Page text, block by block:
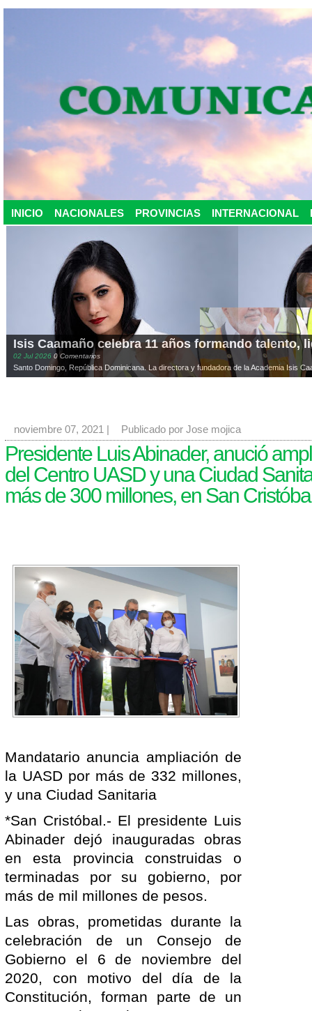
INICIO NACIONALES PROVINCIAS INTERNACIONAL
Isis Caamaño celebra 11 años formando talento,
02 Jul 2026 0 Comentarios
Santo Domingo, República Dominicana. La directora y fundadora de la Academia Isis
noviembre 07, 2021 Publicado por Jose mojica
Presidente Luis Abinader, anució
del Centro UASD y una Ciudad
más de 300 millones, en San
Mandatario anuncia ampliación de
la UASD por más de 332 millones,
y una Ciudad Sanitaria
*San Cristóbal.- El presidente Luis
Abinader dejó inauguradas obras
en esta provincia construidas o
terminadas por su gobierno, por
más de mil millones de pesos.
Las obras, prometidas durante la
celebración de un Consejo de
Gobierno el 6 de noviembre del
2020, con motivo del día de la
Constitución, forman parte de un